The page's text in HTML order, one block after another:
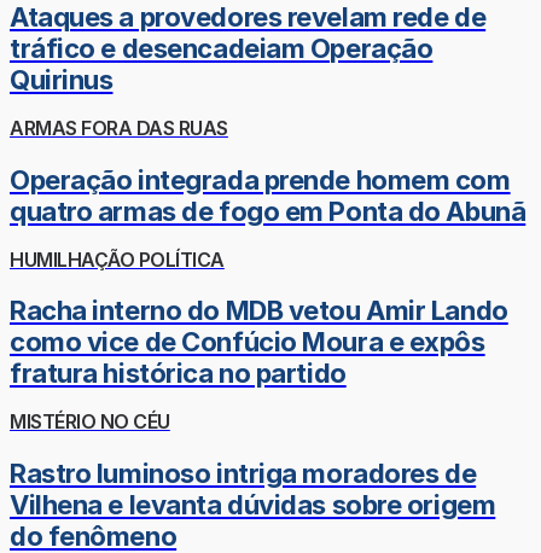
Ataques a provedores revelam rede de
tráfico e desencadeiam Operação
Quirinus
ARMAS FORA DAS RUAS
Operação integrada prende homem com
quatro armas de fogo em Ponta do Abunã
HUMILHAÇÃO POLÍTICA
Racha interno do MDB vetou Amir Lando
como vice de Confúcio Moura e expôs
fratura histórica no partido
MISTÉRIO NO CÉU
Rastro luminoso intriga moradores de
Vilhena e levanta dúvidas sobre origem
do fenômeno